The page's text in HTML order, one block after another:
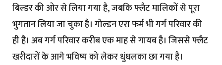
बिल्डर की ओर से लिया गया है, जबकि फ्लैट मालिकों से पूरा
भुगतान लिया जा चुका है। गोल्डन एरा फर्म भी गर्ग परिवार की
ही है। अब गर्ग परिवार करीब एक माह से गायब है। जिससे फ्लैट
खरीदारों के आगे भविष्य को लेकर धुंधलका छा गया है।